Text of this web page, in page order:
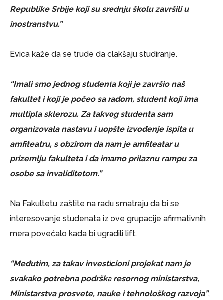
Republike Srbije koji su srednju školu završili u
inostranstvu.”
Evica kaže da se trude da olakšaju studiranje.
“Imali smo jednog studenta koji je završio naš
fakultet i koji je počeo sa radom, student koji ima
multipla sklerozu. Za takvog studenta sam
organizovala nastavu i uopšte izvođenje ispita u
amfiteatru, s obzirom da nam je amfiteatar u
prizemlju fakulteta i da imamo prilaznu rampu za
osobe sa invaliditetom.”
Na Fakultetu zaštite na radu smatraju da bi se
interesovanje studenata iz ove grupacije afirmativnih
mera povećalo kada bi ugradili lift.
“Međutim, za takav investicioni projekat nam je
svakako potrebna podrška resornog ministarstva,
Ministarstva prosvete, nauke i tehnološkog razvoja”,